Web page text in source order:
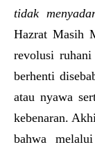
tidak
Hazrat Masih
revolusi
berhenti
atau nyawa
kebenaran.
bahwa